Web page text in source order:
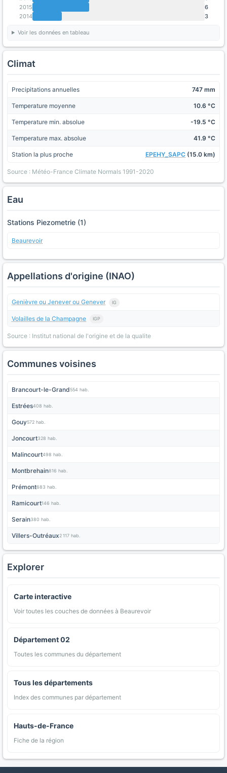
2015
6
2014
3
Voir les données en tableau
Climat
Precipitations annuelles 747 mm
Temperature moyenne 10.6 °C
Temperature min. absolue -19.5 °C
Temperature max. absolue 41.9 °C
Station la plus proche EPEHY_SAPC (15.0 km)
Source : Météo-France Climate Normals 1991-2020
Eau
Stations Piezometrie (1)
Beaurevoir
Appellations d'origine (INAO)
Genièvre ou Jenever ou Genever IG
Volailles de la Champagne IGP
Source : Institut national de l'origine et de la qualite
Communes voisines
Brancourt-le-Grand554 hab.
Estrées408 hab.
Gouy572 hab.
Joncourt328 hab.
Malincourt498 hab.
Montbrehain816 hab.
Prémont683 hab.
Ramicourt146 hab.
Serain380 hab.
Villers-Outréaux2 117 hab.
Explorer
Carte interactive
Voir toutes les couches de données à Beaurevoir
Département 02
Toutes les communes du département
Tous les départements
Index des communes par département
Hauts-de-France
Fiche de la région